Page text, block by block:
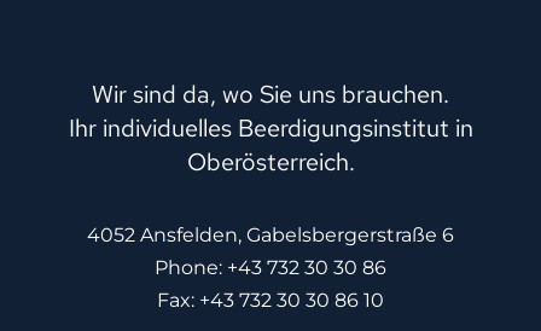
Wir sind da, wo Sie uns brauchen.
Ihr individuelles Beerdigungsinstitut in
Oberösterreich.
4052 Ansfelden, Gabelsbergerstraße 6
Phone: +43 732 30 30 86
Fax: +43 732 30 30 86 10